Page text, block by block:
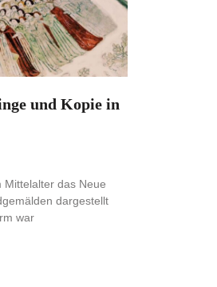
und Kopie in
Mittelalter das Neue
dargestellt
war